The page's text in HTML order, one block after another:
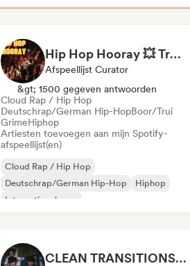
Hip Hop Hooray 💥 Trap, Hype & Party Rap Bangers
Afspeellijst Curator
&gt; 1500 gegeven antwoorden
Cloud Rap / Hip Hop
Deutschrap/German Hip-HopBoor/Trui
GrimeHiphop
Artiesten toevoegen aan mijn Spotify-
afspeellijst(en)
Cloud Rap / Hip Hop
Deutschrap/German Hip-Hop
Hiphop
Internationale rap
Rap/Trap Italiano
CLEAN TRANSITIONS😤